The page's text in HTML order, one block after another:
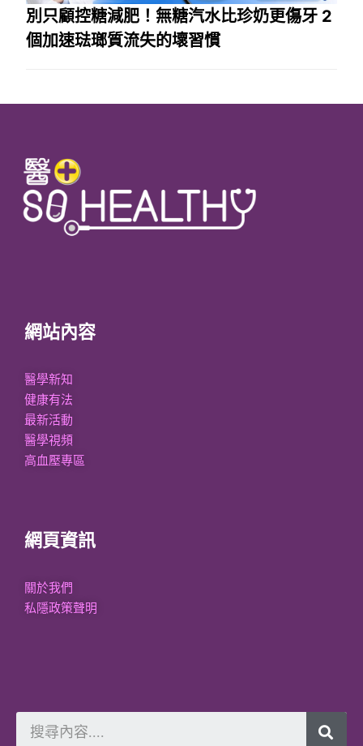
別只顧控糖減肥！無糖汽水比珍奶更傷牙 2
個加速琺瑯質流失的壞習慣
網站內容
醫學新知
健康有法
最新活動
醫學視頻
高血壓專區
網頁資訊
關於我們
私隱政策聲明